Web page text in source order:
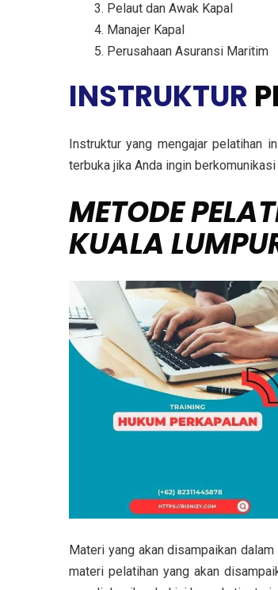
Pelaut dan Awak Kapal
Manajer Kapal
Perusahaan Asuransi Maritim
INSTRUKTUR
Instruktur yang mengajar pelatihan
terbuka jika Anda ingin
METODE
KUALA
Materi yang akan disampaikan
materi pelatihan yang akan